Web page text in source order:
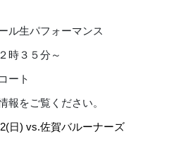
ル生パフォーマンス
時３５分～
ート
報をご覧ください。
日) vs.佐賀バルーナーズ